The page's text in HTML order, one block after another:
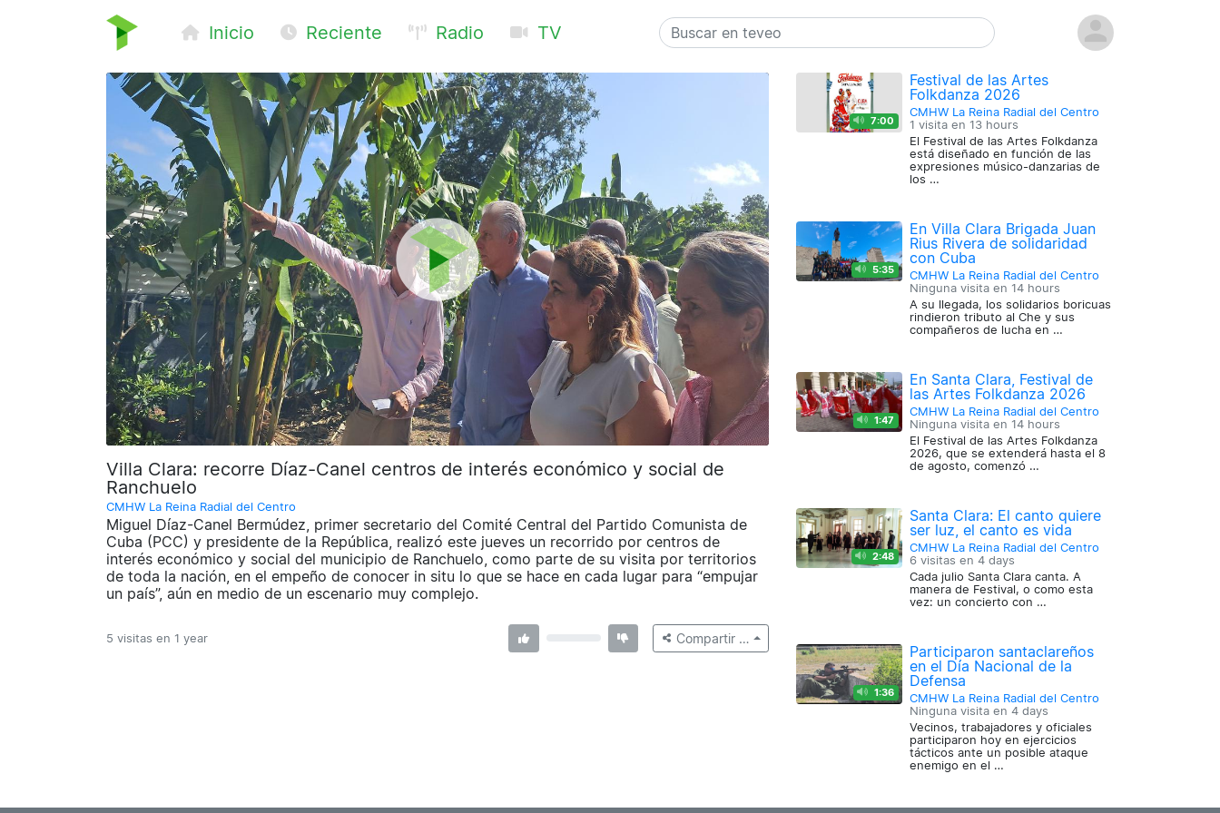
Inicio Reciente Radio TV
Villa Clara: recorre Díaz-Canel centros de interés económico y social de
Ranchuelo
CMHW La Reina Radial del Centro
Miguel Díaz-Canel Bermúdez, primer secretario del Comité Central del Partido Comunista de
Cuba (PCC) y presidente de la República, realizó este jueves un recorrido por centros de
interés económico y social del municipio de Ranchuelo, como parte de su visita por territorios
de toda la nación, en el empeño de conocer in situ lo que se hace en cada lugar para “empujar
un país”, aún en medio de un escenario muy complejo.
5 visitas en 1 year Compartir …
7:00
Festival de las Artes
Folkdanza 2026
CMHW La Reina Radial del Centro
1 visita en 13 hours
El Festival de las Artes Folkdanza
está diseñado en función de las
expresiones músico-danzarias de
los …
5:35
En Villa Clara Brigada Juan
Rius Rivera de solidaridad
con Cuba
CMHW La Reina Radial del Centro
Ninguna visita en 14 hours
A su llegada, los solidarios boricuas
rindieron tributo al Che y sus
compañeros de lucha en …
1:47
En Santa Clara, Festival de
las Artes Folkdanza 2026
CMHW La Reina Radial del Centro
Ninguna visita en 14 hours
El Festival de las Artes Folkdanza
2026, que se extenderá hasta el 8
de agosto, comenzó …
2:48
Santa Clara: El canto quiere
ser luz, el canto es vida
CMHW La Reina Radial del Centro
6 visitas en 4 days
Cada julio Santa Clara canta. A
manera de Festival, o como esta
vez: un concierto con …
1:36
Participaron santaclareños
en el Día Nacional de la
Defensa
CMHW La Reina Radial del Centro
Ninguna visita en 4 days
Vecinos, trabajadores y oficiales
participaron hoy en ejercicios
tácticos ante un posible ataque
enemigo en el …